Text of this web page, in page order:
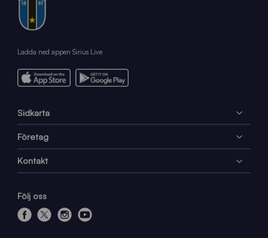
Ladda ned appen Sirius Live
Sidkarta
Företag
Kontakt
Följ oss
f
x
i
y